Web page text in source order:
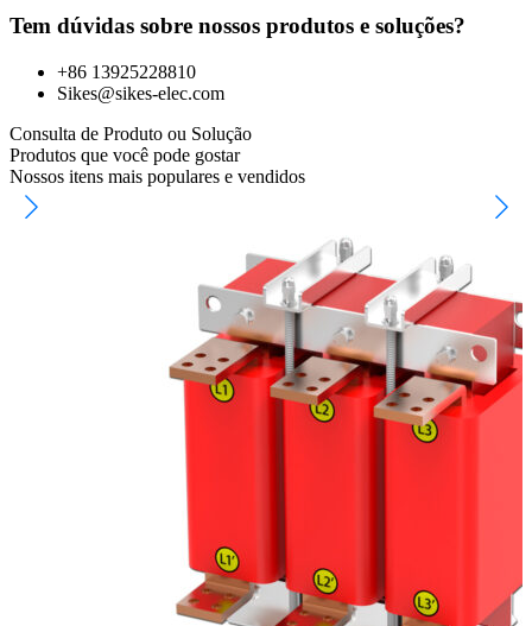
Tem dúvidas sobre nossos produtos e soluções?
+86 13925228810
Sikes@sikes-elec.com
Consulta de Produto ou Solução
Produtos que você pode gostar
Nossos itens mais populares e vendidos